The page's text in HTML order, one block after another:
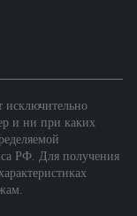
исключительно
и ни при каких
РФ. Для получения